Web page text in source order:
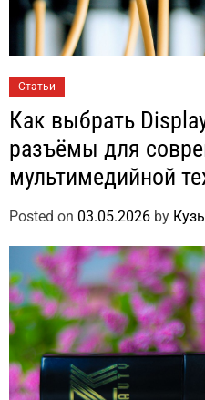
Статьи
Как выбрать
разъёмы для
мультимедийной
Posted on 03.05.2026 by